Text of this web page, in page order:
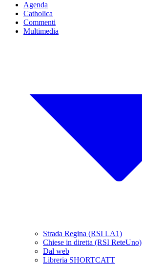
Agenda
Catholica
Commenti
Multimedia
Strada Regina (RSI LA1)
Chiese in diretta (RSI ReteUno)
Dal web
Libreria SHORTCATT